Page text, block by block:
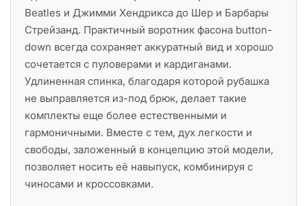
Beatles и Джимми Хендрикса до Шер и Барбары
Стрейзанд. Практичный воротник фасона button-
down всегда сохраняет аккуратный вид и хорошо
сочетается с пуловерами и кардиганами.
Удлиненная спинка, благодаря которой рубашка
не выправляется из-под брюк, делает такие
комплекты еще более естественными и
гармоничными. Вместе с тем, дух легкости и
свободы, заложенный в концепцию этой модели,
позволяет носить её навыпуск, комбинируя с
чиносами и кроссовками.